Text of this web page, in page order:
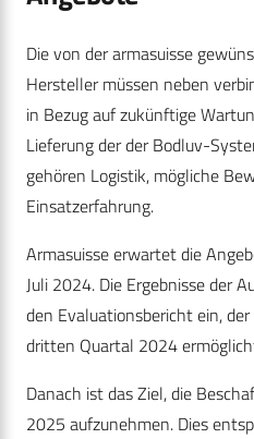
Die von der armasuisse
Hersteller müssen neben
in Bezug auf zukünftige
Lieferung der der Bodluv-
gehören Logistik, mögliche
Einsatzerfahrung.
Armasuisse erwartet die
Juli 2024. Die Ergebnisse der
den Evaluationsbericht ein,
dritten Quartal 2024
Danach ist das Ziel, die
2025 aufzunehmen. Dies